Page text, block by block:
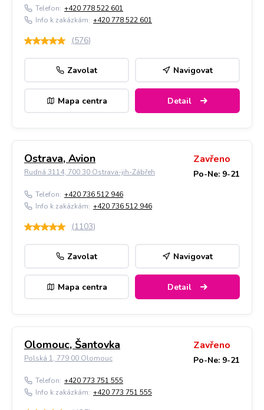
Telefon: +420 778 522 601
Info k zakázkám: +420 778 522 601
(576)
Zavolat Navigovat
Mapa centra Detail
Ostrava, Avion
Rudná 3114, 700 30 Ostrava-jih-Zábřeh
Zavřeno
Po-Ne: 9-21
Telefon: +420 736 512 946
Info k zakázkám: +420 736 512 946
(1103)
Zavolat Navigovat
Mapa centra Detail
Olomouc, Šantovka
Polská 1, 779 00 Olomouc
Zavřeno
Po-Ne: 9-21
Telefon: +420 773 751 555
Info k zakázkám: +420 773 751 555